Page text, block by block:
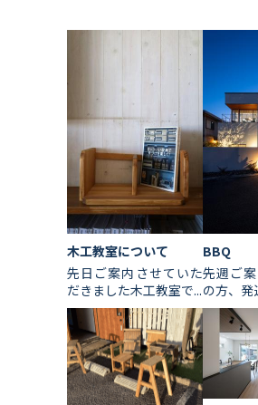
木工教室について
先日ご案内させていた
だきました木工教室で...
BBQ
先週ご
の方、発